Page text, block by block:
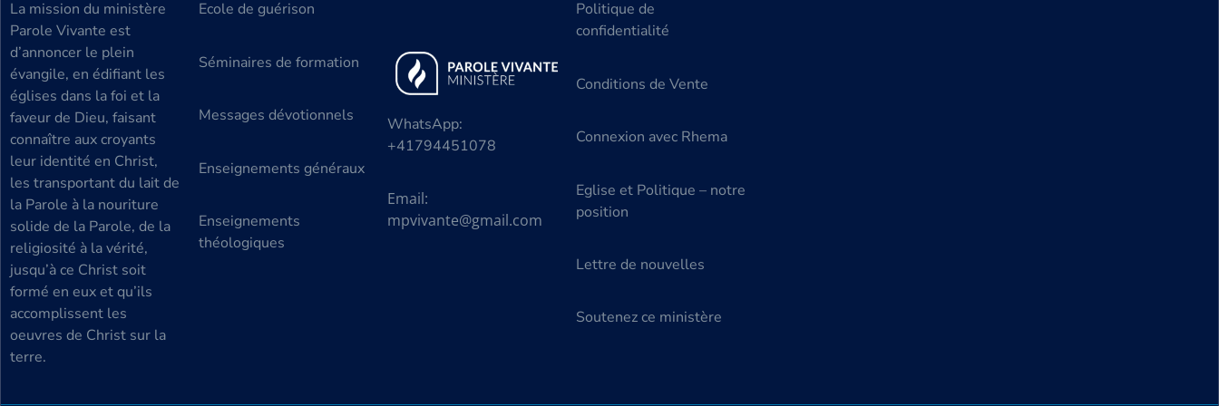
La mission du ministère
Parole Vivante est
d’annoncer le plein
évangile, en édifiant les
églises dans la foi et la
faveur de Dieu, faisant
connaître aux croyants
leur identité en Christ,
les transportant du lait de
la Parole à la nouriture
solide de la Parole, de la
religiosité à la vérité,
jusqu’à ce Christ soit
formé en eux et qu’ils
accomplissent les
oeuvres de Christ sur la
terre.
Ecole de guérison
Séminaires de formation
Messages dévotionnels
Enseignements généraux
Enseignements
théologiques
WhatsApp:
+41794451078
Email:
mpvivante@gmail.com
Politique de
confidentialité
Conditions de Vente
Connexion avec Rhema
Eglise et Politique – notre
position
Lettre de nouvelles
Soutenez ce ministère